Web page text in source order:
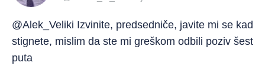
@Alek_Veliki Izvinite, predsedniče, javite mi se kad
stignete, mislim da ste mi greškom odbili poziv šest
puta